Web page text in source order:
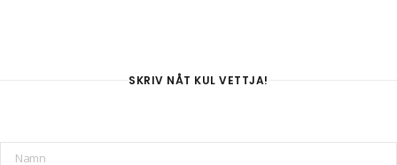
SKRIV NÅT KUL VETTJA!